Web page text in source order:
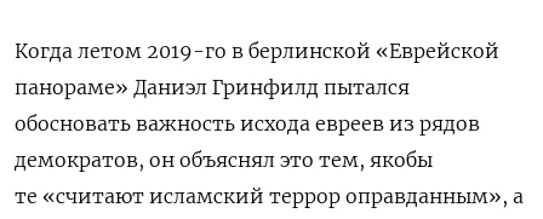
Когда летом 2019-го в берлинской «Еврейской
панораме» Даниэл Гринфилд пытался
обосновать важность исхода евреев из рядов
демократов, он объяснял это тем, якобы
те «считают исламский террор оправданным», а